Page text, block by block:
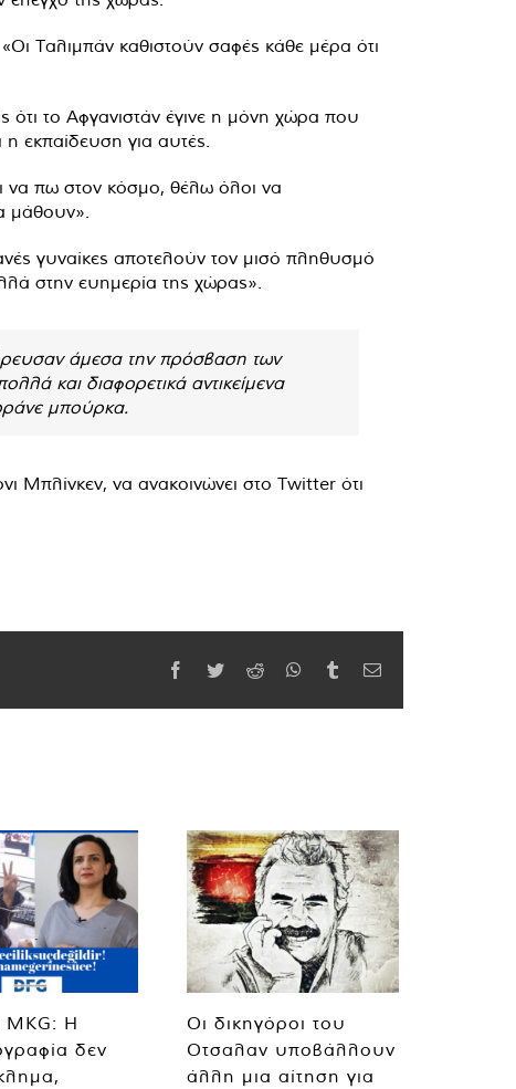
Ταλιμπάν καθιστούν σαφές κάθε μέρα ότι
το Αφγανιστάν έγινε η μόνη χώρα που
εκπαίδευση για αυτές.
να πω στον κόσμο, θέλω όλοι να
μάθουν».
γυναίκες αποτελούν τον μισό πληθυσμό
στην ευημερία της χώρας».
άμεσα την πρόσβαση των
και διαφορετικά αντικείμενα
μπούρκα.
Μπλίνκεν, να ανακοινώνει στο Twitter ότι
Facebook
TwitterReddit WhatsApp
TumblrEmail
MKG: Η
δεν
Οι δικηγόροι του
Οτσαλαν υποβάλλουν
άλλη μια αίτηση για